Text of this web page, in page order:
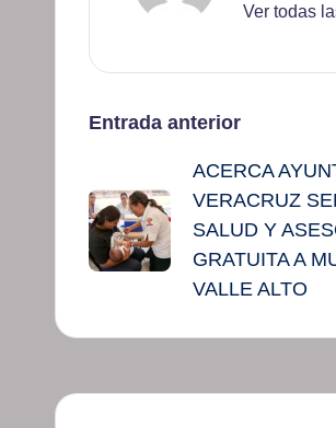
Ver todas
Navegación
de
entradas
Entrada anterior
ACERCA
VERACRUZ
SALUD Y
GRATUITA A
VALLE ALTO